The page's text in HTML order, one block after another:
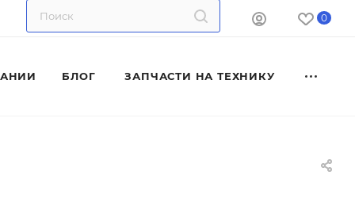
0
БЛОГ ЗАПЧАСТИ НА ТЕХНИКУ